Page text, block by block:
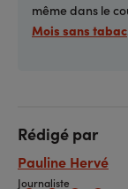
même dans le
Mois sans tabac
Rédigé par
Pauline Hervé
Journaliste